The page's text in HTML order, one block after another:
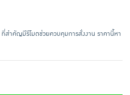
ที่สำคัญมีรีโมตช่วยควบคุมการสั่งงาน ราคานี้หา